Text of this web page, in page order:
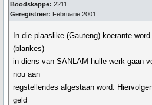
Boodskappe: 2211
Geregistreer: Februarie 2001
In die plaaslike (Gauteng) koerante
(blankes)
in diens van SANLAM hulle werk gaan
nou aan
regstellendes afgestaan word.
geld